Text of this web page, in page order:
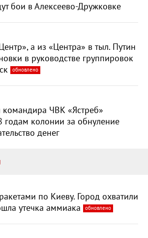
бои в Алексеево-Дружковке
а из «Центра» в тыл. Путин
в руководстве группировок
обновлено
командира ЧВК «Ястреб»
колонии за обнуление
денег
по Киеву. Город охватили
утечка аммиака
обновлено